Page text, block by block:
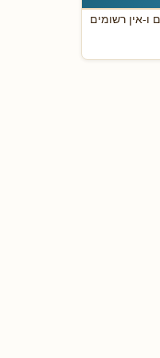
אורחים ו-אין רשומים